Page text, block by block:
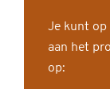
Je kunt op
aan het
op: